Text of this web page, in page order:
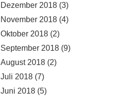
Dezember 2018 (3)
November 2018 (4)
Oktober 2018 (2)
September 2018 (9)
August 2018 (2)
Juli 2018 (7)
Juni 2018 (5)